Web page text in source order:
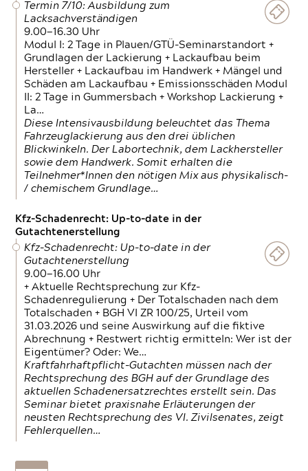
Termin 7/10: Ausbildung zum
Lacksachverständigen
9.00—16.30 Uhr
Modul I: 2 Tage in Plauen/GTÜ-Seminarstandort +
Grundlagen der Lackierung + Lackaufbau beim
Hersteller + Lackaufbau im Handwerk + Mängel und
Schäden am Lackaufbau + Emissionsschäden Modul
II: 2 Tage in Gummersbach + Workshop Lackierung +
La…
Diese Intensivausbildung beleuchtet das Thema
Fahrzeuglackierung aus den drei üblichen
Blickwinkeln. Der Labortechnik, dem Lackhersteller
sowie dem Handwerk. Somit erhalten die
Teilnehmer*Innen den nötigen Mix aus physikalisch-
/ chemischem Grundlage…
Kfz-Schadenrecht: Up-to-date in der
Gutachtenerstellung
Kfz-Schadenrecht: Up-to-date in der
Gutachtenerstellung
9.00—16.00 Uhr
+ Aktuelle Rechtsprechung zur Kfz-
Schadenregulierung + Der Totalschaden nach dem
Totalschaden + BGH VI ZR 100/25, Urteil vom
31.03.2026 und seine Auswirkung auf die fiktive
Abrechnung + Restwert richtig ermitteln: Wer ist der
Eigentümer? Oder: We…
Kraftfahrhaftpflicht-Gutachten müssen nach der
Rechtsprechung des BGH auf der Grundlage des
aktuellen Schadenersatzrechtes erstellt sein. Das
Seminar bietet praxisnahe Erläuterungen der
neusten Rechtsprechung des VI. Zivilsenates, zeigt
Fehlerquellen…